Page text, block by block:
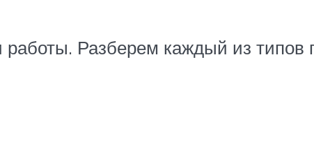
Разберем каждый из типов